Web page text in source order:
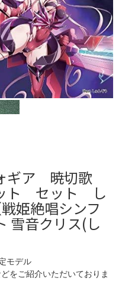
ギア 暁切歌
ト セット し
姫絶唱シンフ
雪音クリス(し
モデル
をご紹介いただいておりま